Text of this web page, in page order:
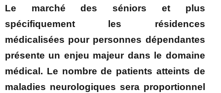
Le marché des séniors et plus
spécifiquement les résidences
médicalisées pour personnes dépendantes
présente un enjeu majeur dans le domaine
médical. Le nombre de patients atteints de
maladies neurologiques sera proportionnel